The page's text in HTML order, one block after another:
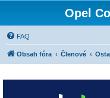
Opel
FAQ
Obsah fóra Členové